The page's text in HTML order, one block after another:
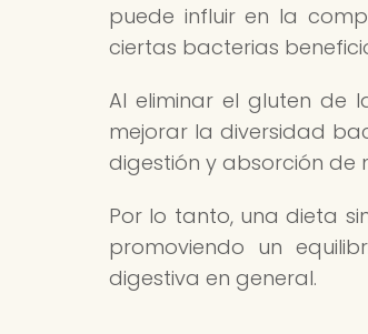
puede influir en la
ciertas bacterias
Al eliminar el gluten de
mejorar la diversidad
digestión y absorción de
Por lo tanto, una dieta
promoviendo un
digestiva en general.